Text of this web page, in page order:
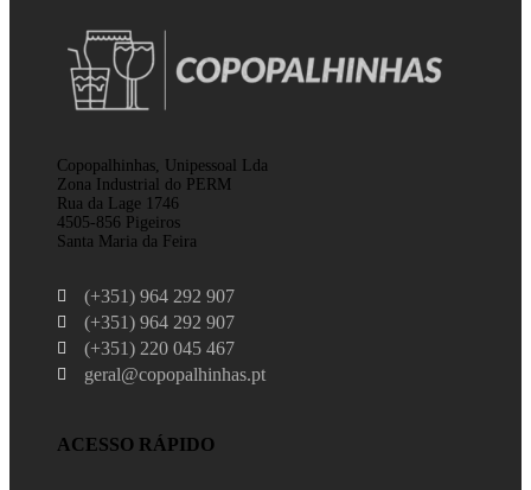
Copopalhinhas, Unipessoal Lda
Zona Industrial do PERM
Rua da Lage 1746
4505-856 Pigeiros
Santa Maria da Feira
(+351) 964 292 907
(+351) 964 292 907
(+351) 220 045 467
geral@copopalhinhas.pt
ACESSO RÁPIDO